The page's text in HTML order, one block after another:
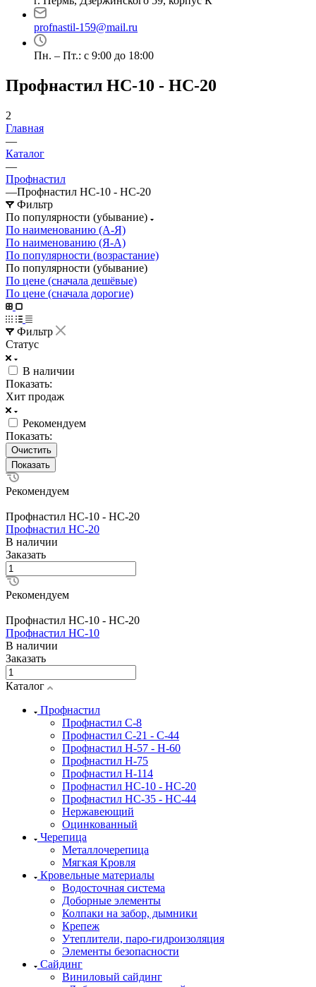
profnastil-159@mail.ru
Пн. – Пт.: с 9:00 до 18:00
Профнастил HC-10 - HC-20
2
Главная
—
Каталог
—
Профнастил
—Профнастил HC-10 - HC-20
Фильтр
По популярности (убывание)
По наименованию (А-Я)
По наименованию (Я-А)
По популярности (возрастание)
По популярности (убывание)
По цене (сначала дешёвые)
По цене (сначала дорогие)
Фильтр
Статус
В наличии
Показать:
Хит продаж
Рекомендуем
Показать:
Очистить
Рекомендуем
Профнастил HC-10 - HC-20
Профнастил НС-20
В наличии
Заказать
Рекомендуем
Профнастил HC-10 - HC-20
Профнастил НС-10
В наличии
Заказать
Каталог
Профнастил
Профнастил С-8
Профнастил C-21 - C-44
Профнастил H-57 - H-60
Профнастил Н-75
Профнастил H-114
Профнастил HC-10 - HC-20
Профнастил HC-35 - HC-44
Нержавеющий
Оцинкованный
Черепица
Металлочерепица
Мягкая Кровля
Кровельные материалы
Водосточная система
Доборные элементы
Колпаки на забор, дымники
Крепеж
Утеплители, паро-гидроизоляция
Элементы безопасности
Сайдинг
Виниловый сайдинг